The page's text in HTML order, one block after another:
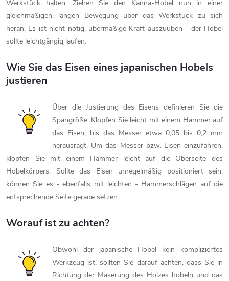
Werkstück halten. Ziehen Sie den Kanna-Hobel nun in einer
gleichmäßigen, langen Bewegung über das Werkstück zu sich
heran. Es ist nicht nötig, übermäßige Kraft auszuüben - der Hobel
sollte leichtgängig laufen.
Wie Sie das Eisen eines japanischen Hobels
justieren
Über die Justierung des Eisens definieren Sie die
Spangröße. Klopfen Sie leicht mit einem Hammer auf
das Eisen, bis das Messer etwa 0,05 bis 0,2 mm
herausragt. Um das Messer bzw. Eisen einzufahren,
klopfen Sie mit einem Hammer leicht auf die Oberseite des
Hobelkörpers. Sollte das Eisen unregelmäßig positioniert sein,
können Sie es - ebenfalls mit leichten - Hammerschlägen auf die
entsprechende Seite gerade setzen.
Worauf ist zu achten?
Obwohl der japanische Hobel kein kompliziertes
Werkzeug ist, sollten Sie darauf achten, dass Sie in
Richtung der Maserung des Holzes hobeln und das